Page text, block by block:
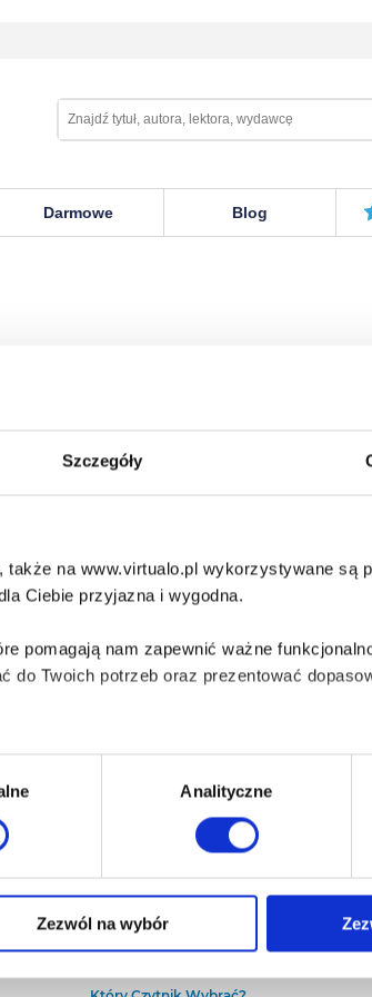
Szczegóły
na www.virtualo.pl wykorzystywane są
Ciebie przyjazna i wygodna.
pomagają nam zapewnić ważne
do Twoich potrzeb oraz prezentować
i bezpiecznego działania serwisu - są
jeśli jesteś naszym Użytkownikiem.
Analityczne
Zezwól na wybór
Darmowe Blog
Baza wiedzy